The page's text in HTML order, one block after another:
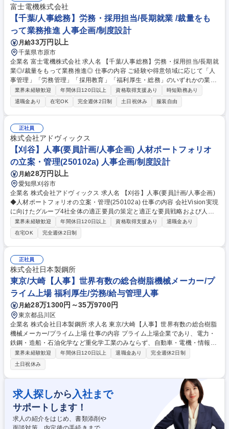
ロセスの設計と管理。＜福利厚生ガバナンス＞・医療、退職金、ウェルネ
ス、各種保険、および休暇制度など、グローバルにおける福利厚生プログ
ラム全体の統括・管理。 募集職種 【東京/日本橋】コンペンセーション＆
ベネフィット（C&B）グローバルリード
富士電機株式会社
【千葉/人事総務】労務・採用担当/長期就業 /裁量をも
って業務推進 人事企画/制度設計
月給33万円以上
千葉県市原市
企業名 富士電機株式会社 求人名 【千葉/人事総務】労務・採用担当/長期就
業◎/裁量をもって業務推進◎ 仕事の内容 ご経験や得意領域に応じて「人
事管理」「労務管理」「採用教育」「福利厚生・総務」のいずれかの業務
をお任せします。現場マネジメント層と連携し、組織の成長を支える役割
です。 以下のいずれかからスタートし、将来的には幅広い業務を経験しま
す。 (1)人事管理:異動・配置、評価、人員・人件費計画 (2)労務管理:労働
組合窓口、労使協議会運営、勤怠等の環境整備 (3)採用教育:新卒・中途採
用の企画実行、教育企画、昇格試験運営 (4)福利厚生・総務:寮・社宅の管
理、各種制度運営 募集職種 【千葉/人事総務】労務・採用担当/長期就業◎/
裁量をもって業務推進◎
業界未経験歓迎 年間休日120日以上 資格取得支援あり
時短勤務あり
退職金あり
在宅OK 完全週休2日制 土日祝休み 服装自由
正社員
株式会社アドヴィックス
【刈谷】人事(要員計画/人事企画) 人材ポートフォリオ
の立案・管理(250102a) 人事企画/制度設計
月給28万円以上
愛知県刈谷市
企業名 株式会社アドヴィックス 求人名 【刈谷】人事(要員計画/人事企画)
◆人材ポートフォリオの立案・管理(250102a) 仕事の内容 会社Vision実現
に向けたグループ4社全体の適正要員の策定と適正な要員戦略および人材
ポートフォリオの立案・管理を主なミッションとする当社人事総務部の企
画室要員グループにて、人事企画の業務をお任せします。 【業務内容詳
細】■異動/出向に関する企画・実務、事務職メンバーの管理・支援 ■事業
戦略と連動した要員計画の策定 ■人事データ管理と活用（人的資本の見え
る化、データドリブンでのHRM） ■人材ポートフォリオの構想と導入
【業務での使用ツール】■Excel,Power Point ■Access,Power Platform（B
I,Automate）、Talent Palette 募集職種 【刈谷】人事(要員計画/人事企画)
◆人材ポートフォリオの立案・管理(250102a)
業界未経験歓迎 年間休日120日以上 資格取得支援あり
退職金あり
在宅OK
完全週休2日制
正社員
株式会社日本製鋼所
東京/大崎【人事】世界有数の総合樹脂機械メーカー/プ
ライム上場 福利厚生/労務/給与管理人事
月給28万1300円～35万9700円
東京都品川区
企業名 株式会社日本製鋼所 求人名 東京/大崎【人事】世界有数の総合樹脂
機械メーカー/プライム上場 仕事の内容 プライム上場企業であり、電力・
鉄鋼・造船・石油化学など重化学工業のみならず、自動車・電機・情報機
器・火砲など事業領域が多岐にわたる当社において、人事業務をお任せし
ます。 下の業務のうち、ご経験やご希望・適性に合わせて担当いただきま
す。 ・給与計算、HRBP、タレントマネジメント、配置・評価・処遇、人
事制度企画 等 ・労務領域における制度企画・運用、労務管理、労使交渉
福利厚生 等 ・採用:採用施策企画、新卒・キャリア採用業務等 ・教育研修:
領域別の人材育成施策企画、入社教育、階層別研修の実施・フォロー等 ・
ヘルスケア:健康維持・向上の方針策定・推進、健康診断関連業務等 募集
職種 東京/大崎【人事】世界有数の総合樹脂機械メーカー/プライム上場
業界未経験歓迎 年間休日120日以上 退職金あり
完全週休2日制
土日祝休み
求人探しから 入社まで
サポートします！
求人の紹介をはじめ、書類添削や